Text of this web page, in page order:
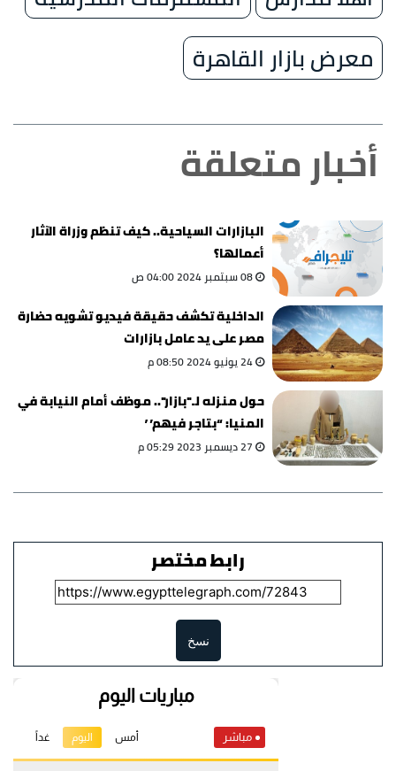
معرض بازار القاهرة
أخبار متعلقة
البازارات السياحية.. كيف تنظم وزراة الآثار
أعمالها؟
08 سبتمبر 2024 04:00 ص
الداخلية تكشف حقيقة فيديو تشويه حضارة
مصر على يد عامل بازارات
24 يونيو 2024 08:50 م
حول منزله لـ"بازار".. موظف أمام النيابة في
المنيا: “بتاجر فيهم”
27 ديسمبر 2023 05:29 م
رابط مختصر
نسخ